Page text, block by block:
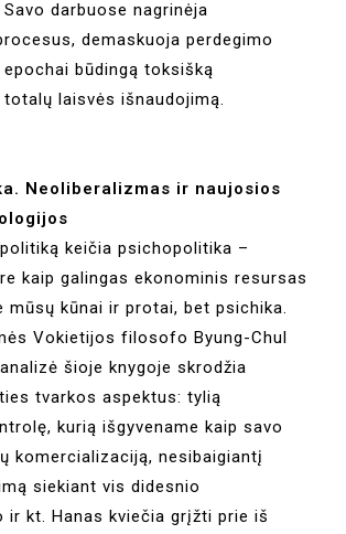
darbuose nagrinėja
demaskuoja perdegimo
būdingą toksišką
laisvės išnaudojimą.
Neoliberalizmas ir naujosios
keičia psichopolitika –
kaip galingas ekonominis resursas
mūsų kūnai ir protai, bet psichika.
Vokietijos filosofo Byung-Chul
šioje knygoje skrodžia
tvarkos aspektus: tylią
kurią išgyvename kaip savo
komercializaciją, nesibaigiantį
siekiant vis didesnio
ir kt. Hanas kviečia grįžti prie iš